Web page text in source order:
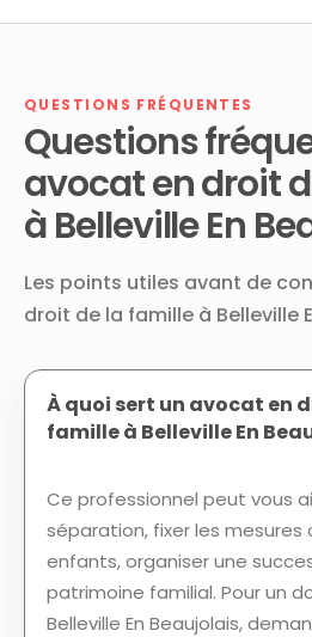
QUESTIONS FRÉQUENTES
Questions
avocat en droit
à Belleville En
Les points utiles avant de
droit de la famille à Belleville
À quoi sert un avocat en
famille à Belleville En
Ce professionnel peut vous
séparation, fixer les mesures
enfants, organiser une
patrimoine familial. Pour un
Belleville En Beaujolais,